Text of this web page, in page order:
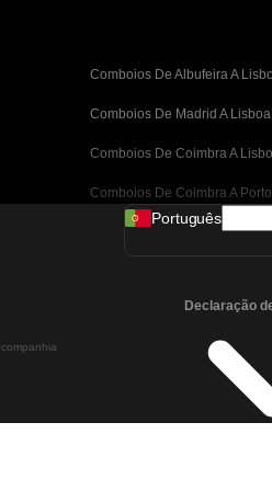
Comboios De Albufeira A
Comboios De Madrid A Lisboa
Comboios De Coimbra A
Comboios De Coimbra A Porto
Comboios De Valência A
Comboios De Málaga A
Comboios De Málaga A Madrid
Comboios De Córdoba A
Português
Declaração